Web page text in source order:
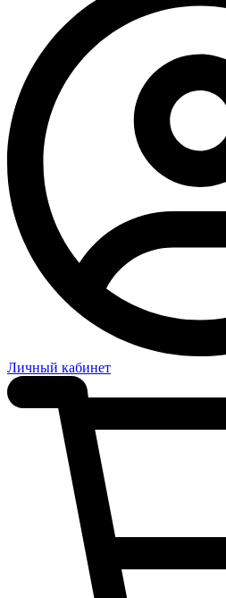
Личный кабинет